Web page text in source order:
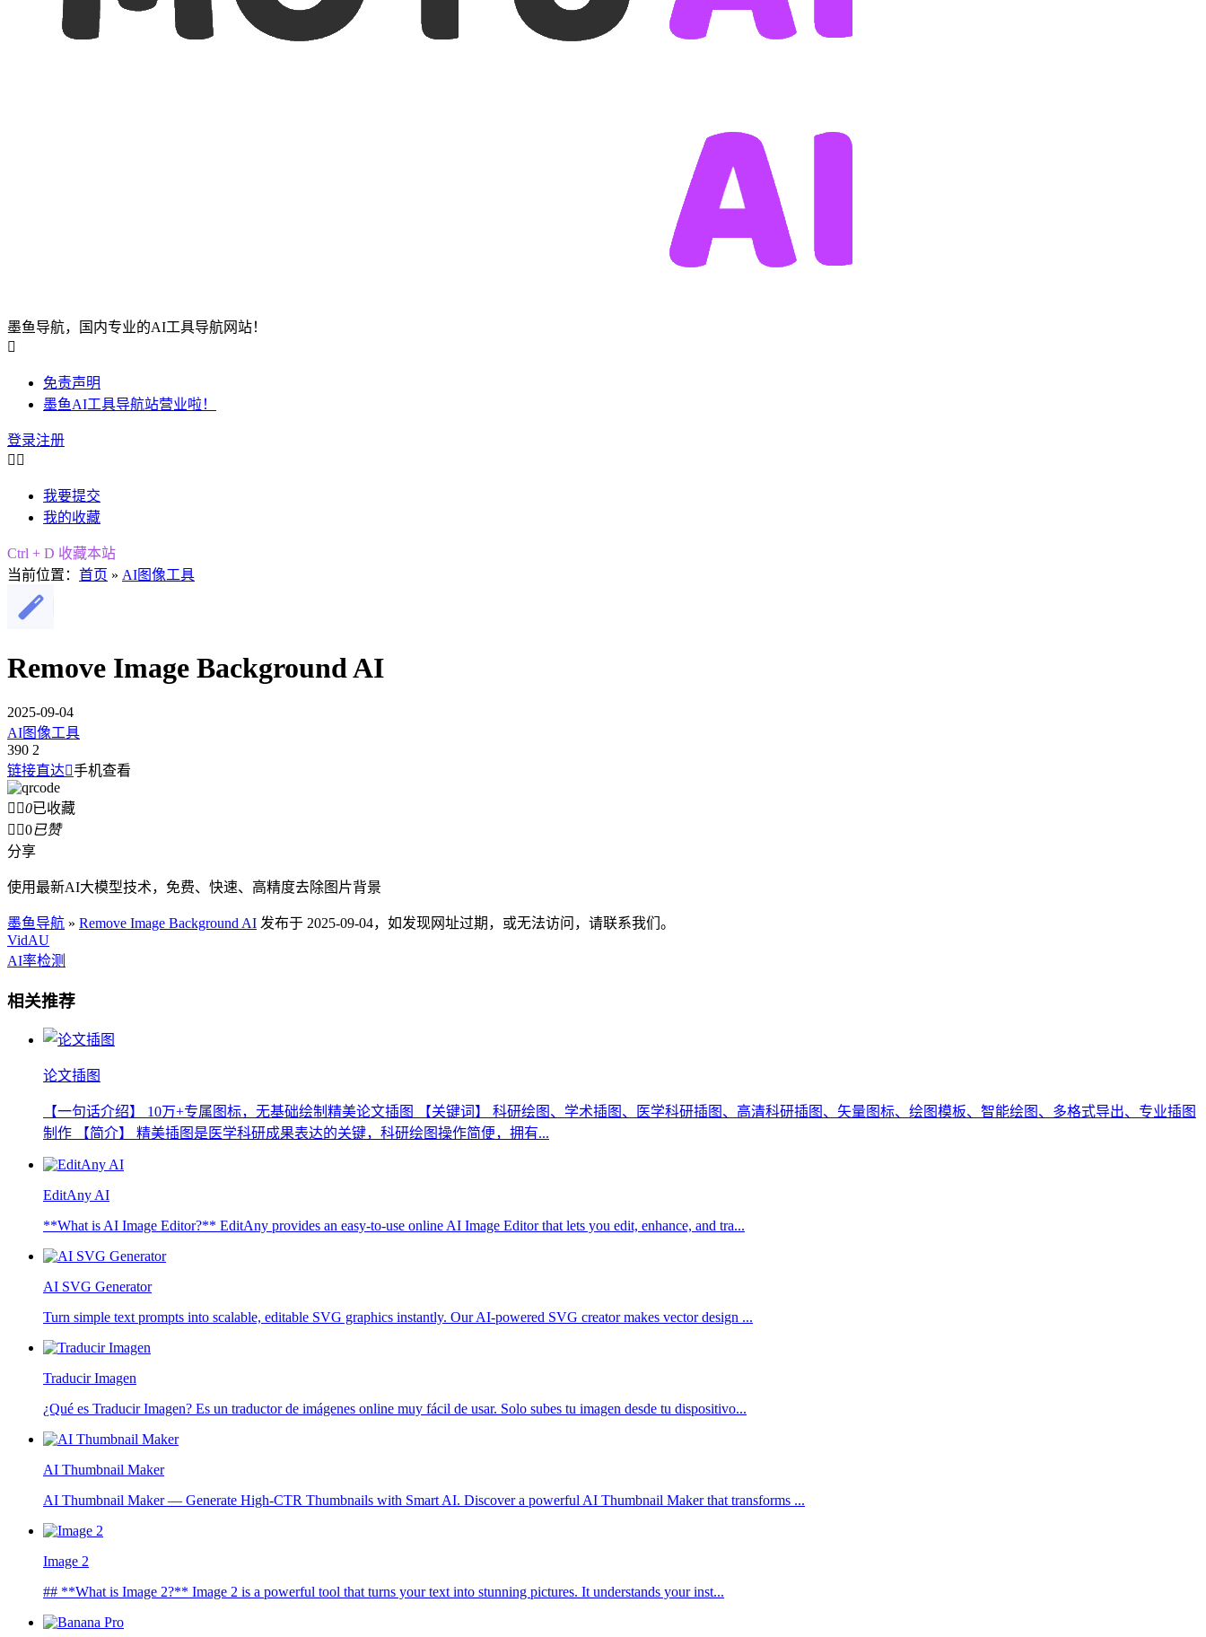
墨鱼导航，国内专业的AI工具导航网站！

免责声明
墨鱼AI工具导航站营业啦！
登录注册
 
我要提交
我的收藏
Ctrl + D 收藏本站
当前位置： 首页 » AI图像工具
Remove Image Background AI
2025-09-04
AI图像工具
390 2
链接直达手机查看
 0已收藏
 0已赞
分享
使用最新AI大模型技术，免费、快速、高精度去除图片背景
墨鱼导航 » Remove Image Background AI 发布于 2025-09-04，如发现网址过期，或无法访问，请联系我们。
VidAU
AI率检测
相关推荐
论文插图
【一句话介绍】 10万+专属图标，无基础绘制精美论文插图 【关键词】 科研绘图、学术插图、医学科研插图、高清科研插图、矢量图标、绘图模板、智能绘图、多格式导出、专业插图
制作 【简介】 精美插图是医学科研成果表达的关键，科研绘图操作简便，拥有...
EditAny AI
**What is AI Image Editor?** EditAny provides an easy-to-use online AI Image Editor that lets you edit, enhance, and tra...
AI SVG Generator
Turn simple text prompts into scalable, editable SVG graphics instantly. Our AI-powered SVG creator makes vector design ...
Traducir Imagen
¿Qué es Traducir Imagen? Es un traductor de imágenes online muy fácil de usar. Solo subes tu imagen desde tu dispositivo...
AI Thumbnail Maker
AI Thumbnail Maker — Generate High-CTR Thumbnails with Smart AI. Discover a powerful AI Thumbnail Maker that transforms ...
Image 2
## **What is Image 2?** Image 2 is a powerful tool that turns your text into stunning pictures. It understands your inst...